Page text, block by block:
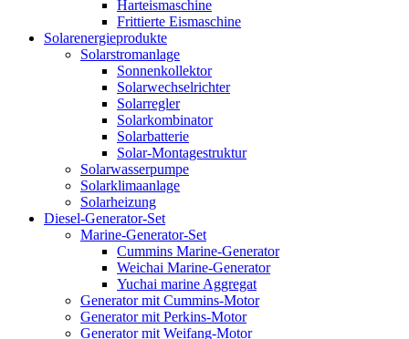
Harteismaschine
Frittierte Eismaschine
Solarenergieprodukte
Solarstromanlage
Sonnenkollektor
Solarwechselrichter
Solarregler
Solarkombinator
Solarbatterie
Solar-Montagestruktur
Solarwasserpumpe
Solarklimaanlage
Solarheizung
Diesel-Generator-Set
Marine-Generator-Set
Cummins Marine-Generator
Weichai Marine-Generator
Yuchai marine Aggregat
Generator mit Cummins-Motor
Generator mit Perkins-Motor
Generator mit Weifang-Motor